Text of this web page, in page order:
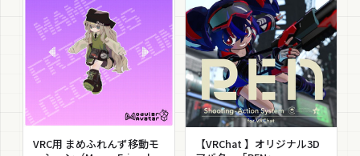
VRC用 まめふれんず移動モ
【VRChat 】オリジナル3D